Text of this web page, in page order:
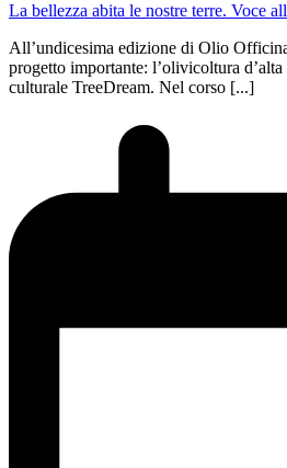
La bellezza abita le nostre terre. Voce
All’undicesima edizione di Olio
progetto importante: l’olivicoltura
culturale TreeDream. Nel corso [...]